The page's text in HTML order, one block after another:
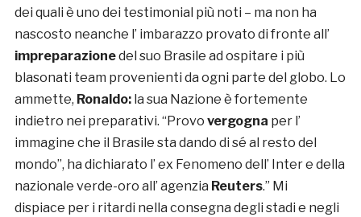
dei quali è uno dei testimonial più noti – ma non ha
nascosto neanche l’ imbarazzo provato di fronte all’
impreparazionedel suo Brasile ad ospitare i più
blasonati team provenienti da ogni parte del globo. Lo
ammette, Ronaldo:la sua Nazione è fortemente
indietro nei preparativi. “Provo vergogna per l’
immagine che il Brasile sta dando di sé al resto del
mondo”, ha dichiarato l’ ex Fenomeno dell’ Inter e della
nazionale verde-oro all’ agenzia Reuters.” Mi
dispiace per i ritardi nella consegna degli stadi e negli